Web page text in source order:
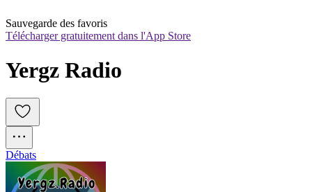
Sauvegarde des favoris
Télécharger gratuitement dans l'App Store
Yergz Radio
Débats